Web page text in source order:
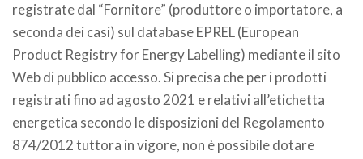
registrate dal “Fornitore” (produttore o importatore, a
seconda dei casi) sul database EPREL (European
Product Registry for Energy Labelling) mediante il sito
Web di pubblico accesso. Si precisa che per i prodotti
registrati fino ad agosto 2021 e relativi all’etichetta
energetica secondo le disposizioni del Regolamento
874/2012 tuttora in vigore, non è possibile dotare